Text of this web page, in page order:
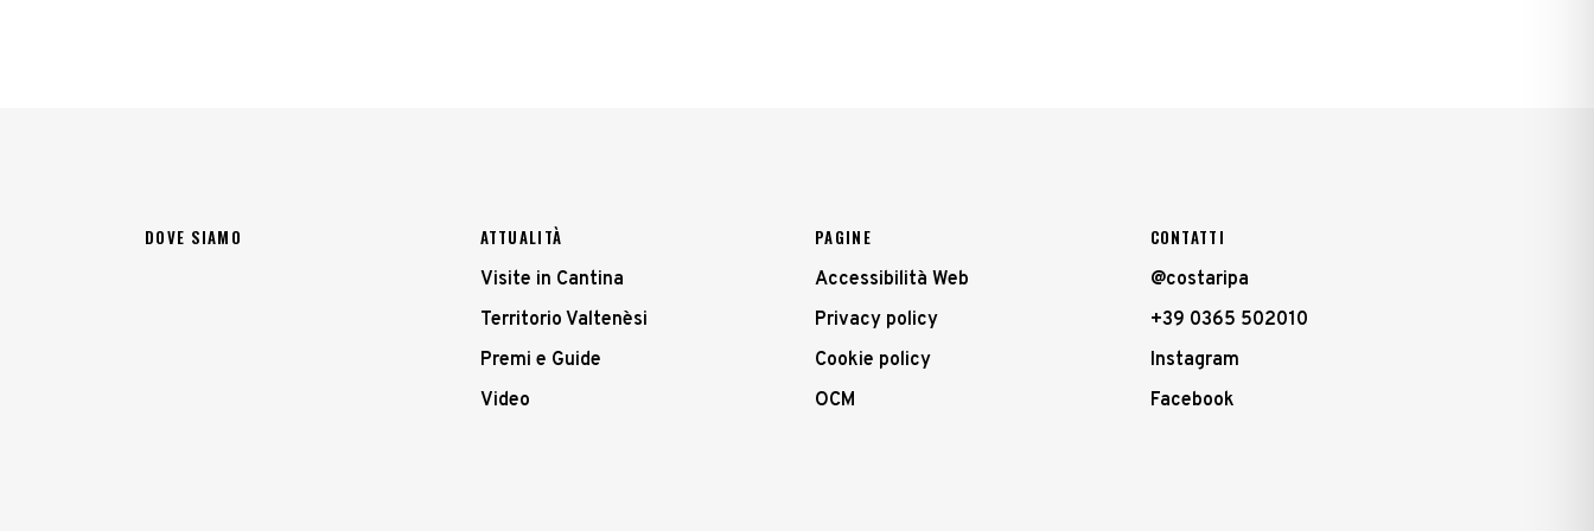
DOVE SIAMO
ATTUALITÀ
Visite in Cantina
Territorio Valtenèsi
Premi e Guide
Video
PAGINE
Accessibilità Web
Privacy policy
Cookie policy
OCM
CONTATTI
@costaripa
+39 0365 502010
Instagram
Facebook